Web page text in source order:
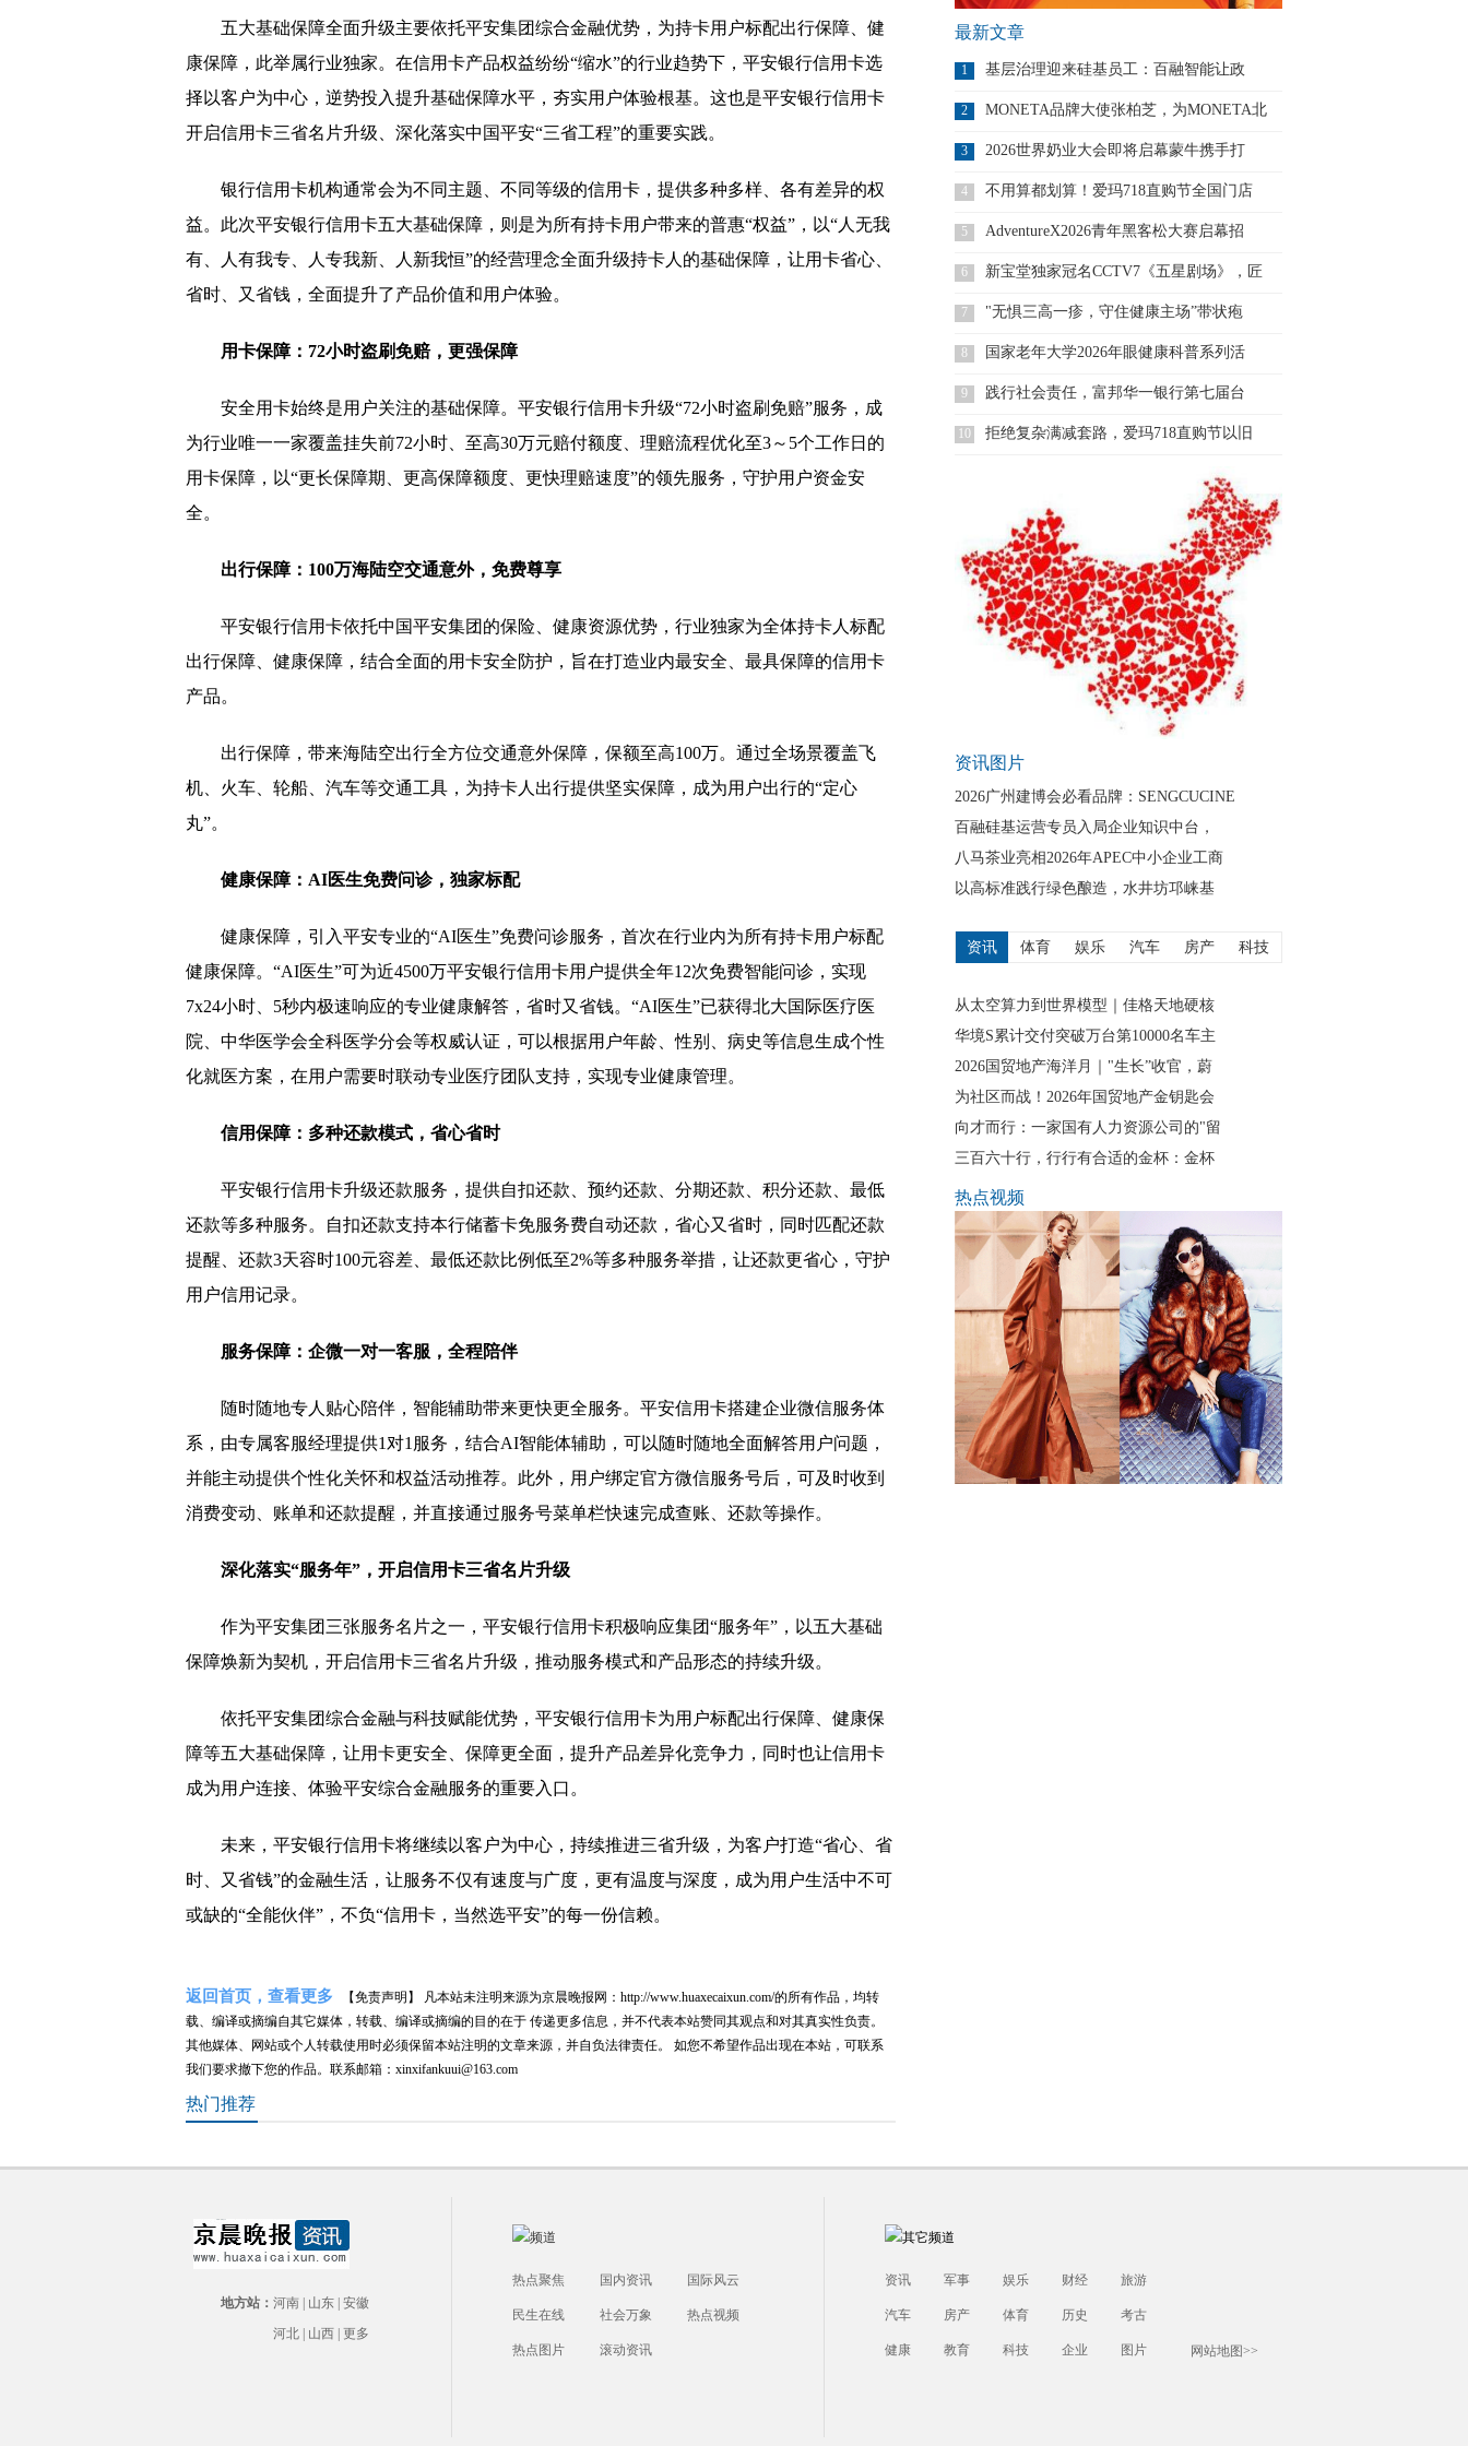
五大基础保障全面升级主要依托平安集团综合金融优势，为持卡用户标配出行保障、健
康保障，此举属行业独家。在信用卡产品权益纷纷“缩水”的行业趋势下，平安银行信用卡选
择以客户为中心，逆势投入提升基础保障水平，夯实用户体验根基。这也是平安银行信用卡
开启信用卡三省名片升级、深化落实中国平安“三省工程”的重要实践。
银行信用卡机构通常会为不同主题、不同等级的信用卡，提供多种多样、各有差异的权
益。此次平安银行信用卡五大基础保障，则是为所有持卡用户带来的普惠“权益”，以“人无我
有、人有我专、人专我新、人新我恒”的经营理念全面升级持卡人的基础保障，让用卡省心、
省时、又省钱，全面提升了产品价值和用户体验。
用卡保障：72小时盗刷免赔，更强保障
安全用卡始终是用户关注的基础保障。平安银行信用卡升级“72小时盗刷免赔”服务，成
为行业唯一一家覆盖挂失前72小时、至高30万元赔付额度、理赔流程优化至3～5个工作日的
用卡保障，以“更长保障期、更高保障额度、更快理赔速度”的领先服务，守护用户资金安
全。
出行保障：100万海陆空交通意外，免费尊享
平安银行信用卡依托中国平安集团的保险、健康资源优势，行业独家为全体持卡人标配
出行保障、健康保障，结合全面的用卡安全防护，旨在打造业内最安全、最具保障的信用卡
产品。
出行保障，带来海陆空出行全方位交通意外保障，保额至高100万。通过全场景覆盖飞
机、火车、轮船、汽车等交通工具，为持卡人出行提供坚实保障，成为用户出行的“定心
丸”。
健康保障：AI医生免费问诊，独家标配
健康保障，引入平安专业的“AI医生”免费问诊服务，首次在行业内为所有持卡用户标配
健康保障。“AI医生”可为近4500万平安银行信用卡用户提供全年12次免费智能问诊，实现
7x24小时、5秒内极速响应的专业健康解答，省时又省钱。“AI医生”已获得北大国际医疗医
院、中华医学会全科医学分会等权威认证，可以根据用户年龄、性别、病史等信息生成个性
化就医方案，在用户需要时联动专业医疗团队支持，实现专业健康管理。
信用保障：多种还款模式，省心省时
平安银行信用卡升级还款服务，提供自扣还款、预约还款、分期还款、积分还款、最低
还款等多种服务。自扣还款支持本行储蓄卡免服务费自动还款，省心又省时，同时匹配还款
提醒、还款3天容时100元容差、最低还款比例低至2%等多种服务举措，让还款更省心，守护
用户信用记录。
服务保障： 企微一对一客服，全程陪伴
随时随地专人贴心陪伴，智能辅助带来更快更全服务。平安信用卡搭建企业微信服务体
系，由专属客服经理提供1对1服务，结合AI智能体辅助，可以随时随地全面解答用户问题，
并能主动提供个性化关怀和权益活动推荐。此外，用户绑定官方微信服务号后，可及时收到
消费变动、账单和还款提醒，并直接通过服务号菜单栏快速完成查账、还款等操作。
深化落实“服务年”， 开启信用卡三省名片升级
作为平安集团三张服务名片之一，平安银行信用卡积极响应集团“服务年”，以五大基础
保障焕新为契机，开启信用卡三省名片升级，推动服务模式和产品形态的持续升级。
依托平安集团综合金融与科技赋能优势，平安银行信用卡为用户标配出行保障、健康保
障等五大基础保障，让用卡更安全、保障更全面，提升产品差异化竞争力，同时也让信用卡
成为用户连接、体验平安综合金融服务的重要入口。
未来，平安银行信用卡将继续以客户为中心，持续推进三省升级，为客户打造“省心、省
时、又省钱”的金融生活，让服务不仅有速度与广度，更有温度与深度，成为用户生活中不可
或缺的“全能伙伴”，不负“信用卡，当然选平安”的每一份信赖。
返回首页，查看更多
【免责声明】 凡本站未注明来源为京晨晚报网：http://www.huaxecaixun.com/的所有作品，均转
载、编译或摘编自其它媒体，转载、编译或摘编的目的在于 传递更多信息，并不代表本站赞同其观点和对其真实性负责。
其他媒体、网站或个人转载使用时必须保留本站注明的文章来源，并自负法律责任。 如您不希望作品出现在本站，可联系
我们要求撤下您的作品。联系邮箱：xinxifankuui@163.com
热门推荐
最新文章
1 基层治理迎来硅基员工：百融智能让政
2
MONETA品牌大使张柏芝，为MONETA北
3 2026世界奶业大会即将启幕蒙牛携手打
4 不用算都划算！爱玛718直购节全国门店
5 AdventureX2026青年黑客松大赛启幕招
6 新宝堂独家冠名CCTV7《五星剧场》，匠
7 "无惧三高一疹，守住健康主场”带状疱
8 国家老年大学2026年眼健康科普系列活
9 践行社会责任，富邦华一银行第七届台
10 拒绝复杂满减套路，爱玛718直购节以旧
资讯图片
2026广州建博会必看品牌：SENGCUCINE
百融硅基运营专员入局企业知识中台，
八马茶业亮相2026年APEC中小企业工商
以高标准践行绿色酿造，水井坊邛崃基
资讯 体育 娱乐 汽车 房产 科技
从太空算力到世界模型｜佳格天地硬核
华境S累计交付突破万台第10000名车主
2026国贸地产海洋月｜"生长”收官，蔚
为社区而战！2026年国贸地产金钥匙会
向才而行：一家国有人力资源公司的"留
三百六十行，行行有合适的金杯：金杯
热点视频
地方站： 河南 山东 安徽
河北
山西 更多
热点聚焦 国内资讯 国际风云
民生在线 社会万象 热点视频
热点图片 滚动资讯
资讯 军事 娱乐 财经 旅游
汽车 房产 体育 历史 考古
健康 教育 科技 企业 图片 网站地图>>